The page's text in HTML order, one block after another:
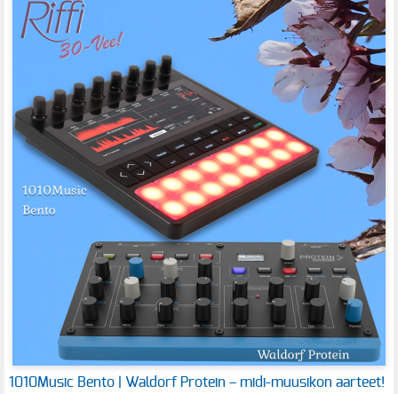
1010Music Bento | Waldorf Protein – midi-muusikon aarteet!